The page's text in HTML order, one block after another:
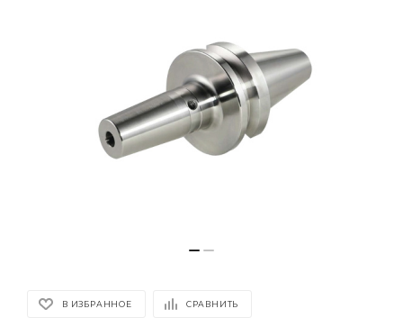
В ИЗБРАННОЕ СРАВНИТЬ